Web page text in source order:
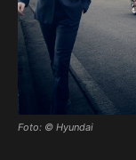
Foto: © Hyundai